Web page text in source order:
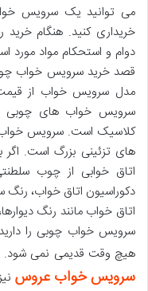
می توانید یک سرویس
خریداری کنید. هنگام
دوام و استحکام مواد مورد
قصد خرید سرویس خواب
مدل سرویس خواب از
سرویس خواب های چوبی
کلاسیک است. سرویس خواب
های تزئینی بزرگ است.
اتاق خوابی از چوب
دکوراسیون اتاق خواب،
اتاق خواب مانند رنگ
سرویس خواب چوبی را
هیچ وقت قدیمی نمی شود.
سرویس خواب عروس